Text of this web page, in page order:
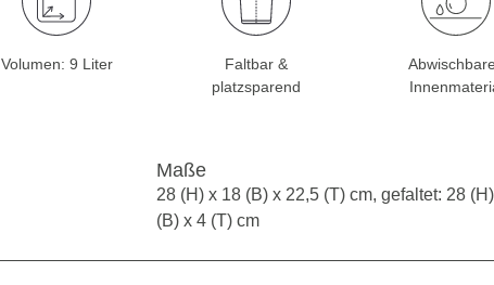
Volumen: 9 Liter
Faltbar &
platzsparend
Maße
28 (H) x 18 (B) x 22,5 (T) cm, gefaltet: 28
(B) x 4 (T) cm